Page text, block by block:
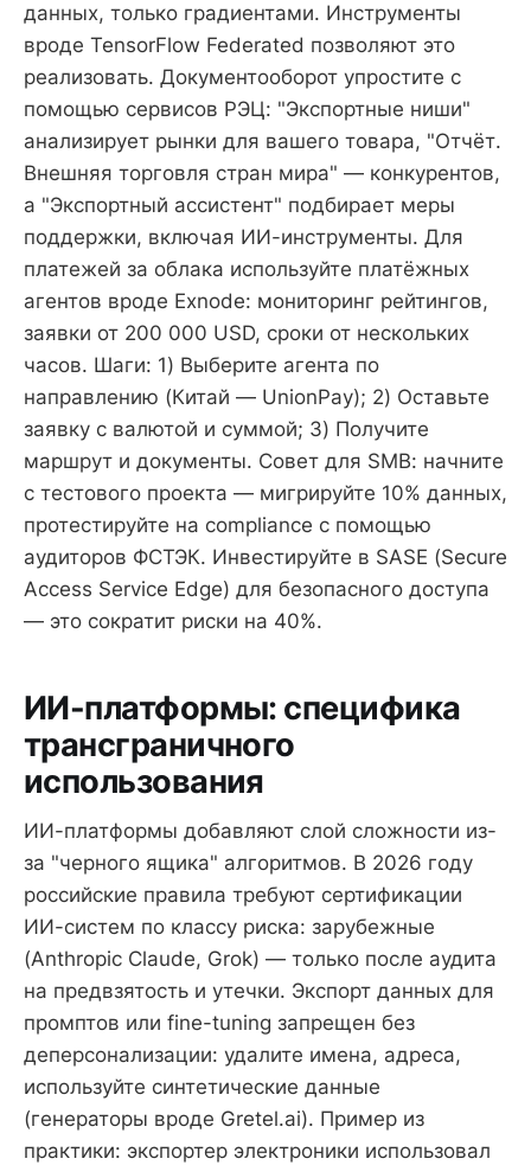
данных, только градиентами. Инструменты
вроде TensorFlow Federated позволяют это
реализовать. Документооборот упростите с
помощью сервисов РЭЦ: "Экспортные ниши"
анализирует рынки для вашего товара, "Отчёт.
Внешняя торговля стран мира" — конкурентов,
а "Экспортный ассистент" подбирает меры
поддержки, включая ИИ-инструменты. Для
платежей за облака используйте платёжных
агентов вроде Exnode: мониторинг рейтингов,
заявки от 200 000 USD, сроки от нескольких
часов. Шаги: 1) Выберите агента по
направлению (Китай — UnionPay); 2) Оставьте
заявку с валютой и суммой; 3) Получите
маршрут и документы. Совет для SMB: начните
с тестового проекта — мигрируйте 10% данных,
протестируйте на compliance с помощью
аудиторов ФСТЭК. Инвестируйте в SASE (Secure
Access Service Edge) для безопасного доступа
— это сократит риски на 40%.
ИИ-платформы: специфика
трансграничного
использования
ИИ-платформы добавляют слой сложности из-
за "черного ящика" алгоритмов. В 2026 году
российские правила требуют сертификации
ИИ-систем по классу риска: зарубежные
(Anthropic Claude, Grok) — только после аудита
на предвзятость и утечки. Экспорт данных для
промптов или fine-tuning запрещен без
деперсонализации: удалите имена, адреса,
используйте синтетические данные
(генераторы вроде Gretel.ai). Пример из
практики: экспортер электроники использовал